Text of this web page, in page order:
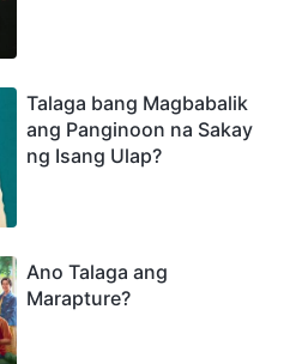
Talaga bang Magbabalik
ang Panginoon na Sakay
ng Isang Ulap?
Ano Talaga ang
Marapture?